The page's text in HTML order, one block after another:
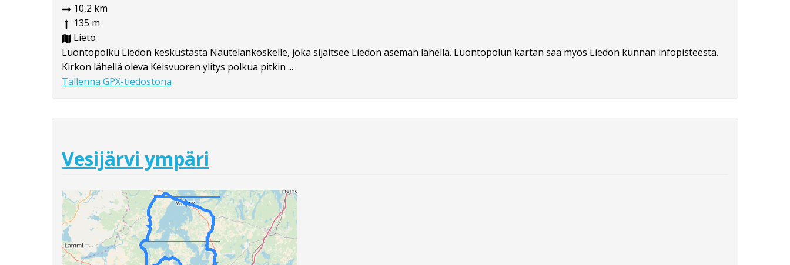
10,2 km
135 m
Lieto
Luontopolku Liedon keskustasta Nautelankoskelle, joka sijaitsee Liedon aseman lähellä. Luontopolun kartan saa myös Liedon kunnan infopisteestä.
Kirkon lähellä oleva Keisvuoren ylitys polkua pitkin ...
Tallenna GPX-tiedostona
Vesijärvi ympäri